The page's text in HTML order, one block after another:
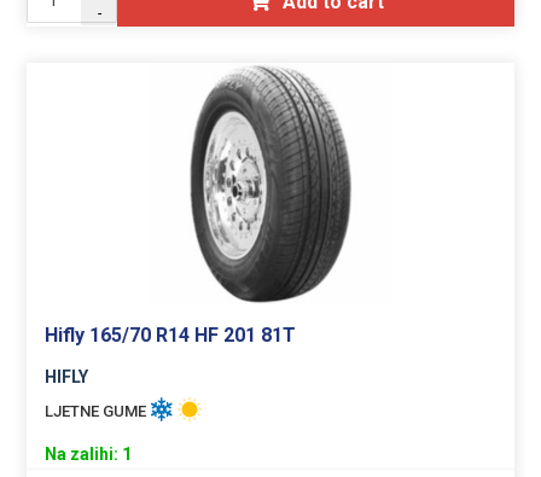
-
Hifly 165/70 R14 HF 201 81T
HIFLY
LJETNE GUME
Na zalihi: 1